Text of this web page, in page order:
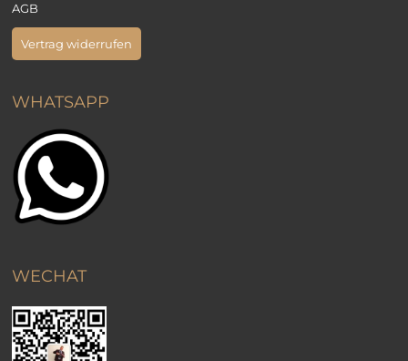
AGB
Vertrag widerrufen
WHATSAPP
WECHAT